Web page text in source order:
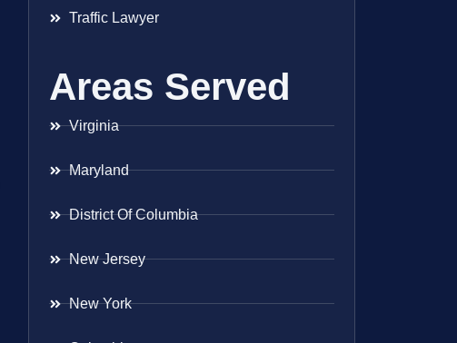
Traffic Lawyer
Areas Served
Virginia
Maryland
District Of Columbia
New Jersey
New York